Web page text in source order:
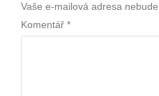
Vaše e-mailová adresa nebude
Komentář *